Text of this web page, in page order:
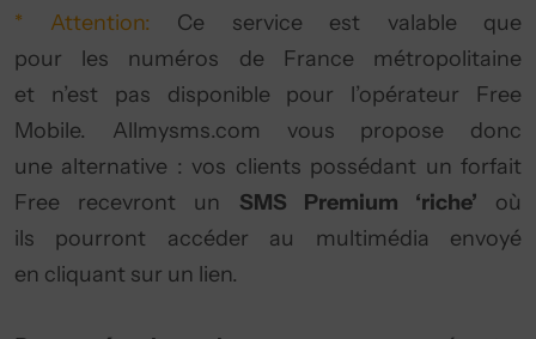
* Attention: Ce service est valable que
pour les numéros de France métropolitaine
et n’est pas disponible pour l’opérateur Free
Mobile. Allmysms.com vous propose donc
une alternative : vos clients possédant un forfait
Free recevront un SMS Premium ‘riche’ où
ils pourront accéder au multimédia envoyé
en cliquant sur un lien.